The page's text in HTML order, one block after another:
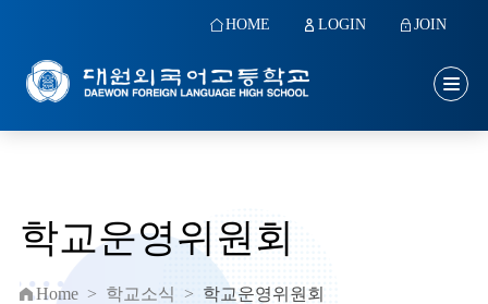
HOME LOGIN JOIN
학교운영위원회
Home > 학교소식 > 학교운영위원회